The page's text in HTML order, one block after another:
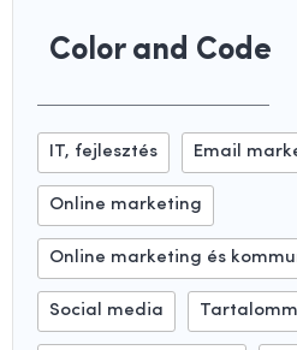
Color and Code
IT, fejlesztés Email
Online marketing
Online marketing és
Social media